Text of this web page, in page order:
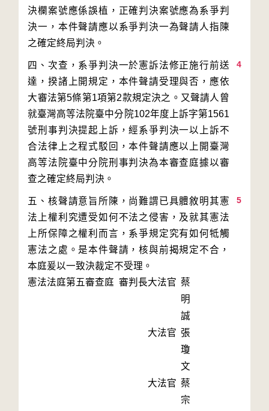
決欄案號應係誤植，正確判決案號應為系爭判
決一，本件聲請應以系爭判決一為聲請人指陳
4
四、次查，系爭判決一於憲訴法修正施行前送
達，揆諸上開規定，本件聲請受理與否，應依
大審法第5條第1項第2款規定決之。又聲請人曾
就臺灣高等法院臺中分院102年度上訴字第1561
號刑事判決提起上訴，經系爭判決一以上訴不
合法律上之程式駁回，本件聲請應以上開臺灣
高等法院臺中分院刑事判決為本審查庭據以審
5
五、核聲請意旨所陳，尚難謂已具體敘明其憲
法上權利究遭受如何不法之侵害，及就其憲法
上所保障之權利而言，系爭規定究有如何牴觸
憲法之處。是本件聲請，核與前揭規定不合，
本庭爰以一致決裁定不受理。
憲法法庭第五審查庭 審判長大法官 蔡
明
誠
大法官 張
瓊
文
大法官 蔡
宗